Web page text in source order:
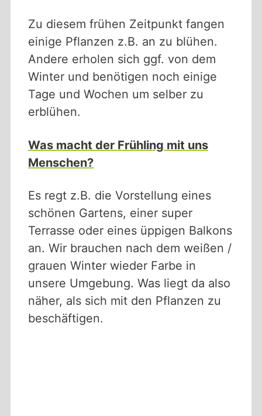
Zu diesem frühen Zeitpunkt fangen
einige Pflanzen z.B. an zu blühen.
Andere erholen sich ggf. von dem
Winter und benötigen noch einige
Tage und Wochen um selber zu
erblühen.
Was macht der Frühling mit uns
Menschen?
Es regt z.B. die Vorstellung eines
schönen Gartens, einer super
Terrasse oder eines üppigen Balkons
an. Wir brauchen nach dem weißen /
grauen Winter wieder Farbe in
unsere Umgebung. Was liegt da also
näher, als sich mit den Pflanzen zu
beschäftigen.